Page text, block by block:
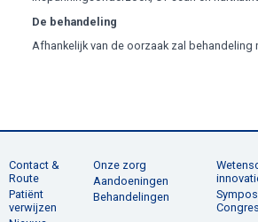
De behandeling
Afhankelijk van de oorzaak zal behandeling
Contact &
Route
Patiënt
verwijzen
Onze zorg
Aandoeningen
Behandelingen